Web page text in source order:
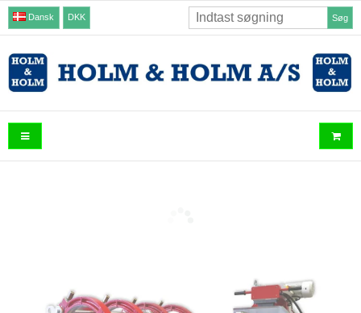
Dansk DKK Søg